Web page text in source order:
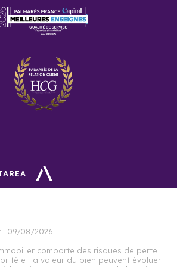
que le PAS ?
les frais de notaires et les
Il permet également de percevoir :
à Alfortville ?
: 09/08/2026
comporte des risques de perte
et la valeur du bien peuvent évoluer